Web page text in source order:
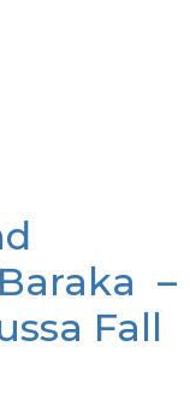
–
Fall